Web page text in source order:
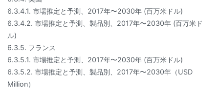
6.3.4.1. 市場推定と予測、2017年〜2030年 (百万米ドル)
6.3.4.2. 市場推定と予測、製品別、2017年〜2030年 (百万米ド
ル)
6.3.5. フランス
6.3.5.1. 市場推定と予測、2017年〜2030年 (百万米ドル)
6.3.5.2. 市場推定と予測、製品別、2017年〜2030年（USD
Million）